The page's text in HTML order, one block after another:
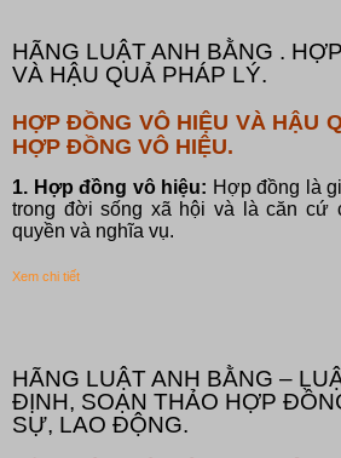
HÃNG LUẬT ANH BẰNG .
VÀ HẬU QUẢ PHÁP LÝ.
HỢP ĐỒNG VÔ HIỆU VÀ HẬU
HỢP ĐỒNG VÔ HIỆU.
1. Hợp đồng vô hiệu: Hợp đồng là
trong đời sống xã hội và là căn cứ
quyền và nghĩa vụ.
Xem chi tiết
HÃNG LUẬT ANH BẰNG –
ĐỊNH, SOẠN THẢO HỢP
SỰ, LAO ĐỘNG.